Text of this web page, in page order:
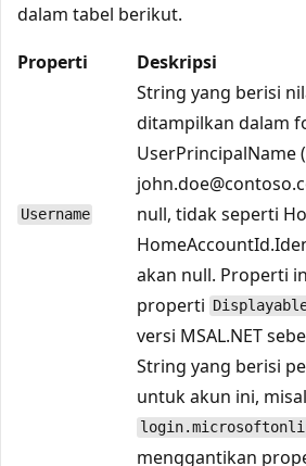
dalam tabel berikut.
Properti
Deskripsi
Username
String yang berisi
ditampilkan dalam
UserPrincipalName
null, tidak seperti
akan null. Properti
properti
versi MSAL.NET
String yang berisi
untuk akun ini,
menggantikan